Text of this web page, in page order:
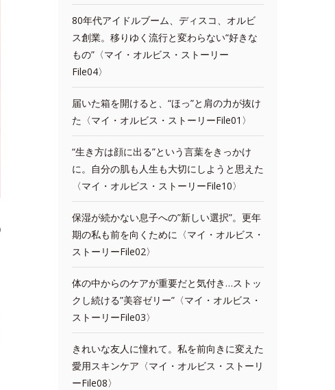
80年代アイドルブーム、ディスコ、オルビ
ス創業。移りゆく流行と変わらない“好きな
もの”〈マイ・オルビス・ストーリー
File04〉
届いた箱を開けると、“ほっ”と肩の力が抜け
た〈マイ・オルビス・ストーリーFile01〉
“生き方は顔に出る”という言葉をきっかけ
に。自分の肌も人生も大切にしようと思えた
〈マイ・オルビス・ストーリーFile10〉
保湿が続かない息子への”新しい選択”。更年
期の私も前を向くために〈マイ・オルビス・
ストーリーFile02〉
体の中からのケアが重要だと気付き…ストッ
クし続ける”美容ゼリー”〈マイ・オルビス・
ストーリーFile03〉
きれいな友人に憧れて。私を前向きに変えた
愛用スキンケア〈マイ・オルビス・ストーリ
ーFile08〉